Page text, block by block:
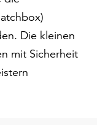
Die kleinen
mit Sicherheit